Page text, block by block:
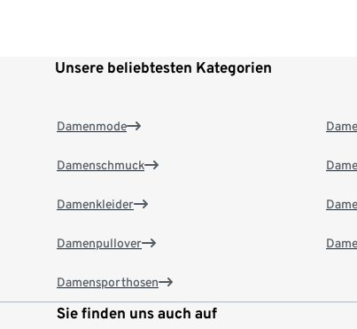
Unsere beliebtesten Kategorien
Damenmode
Damenschmuck
Damenkleider
Damenpullover
Damensporthosen
Sie finden uns auch auf